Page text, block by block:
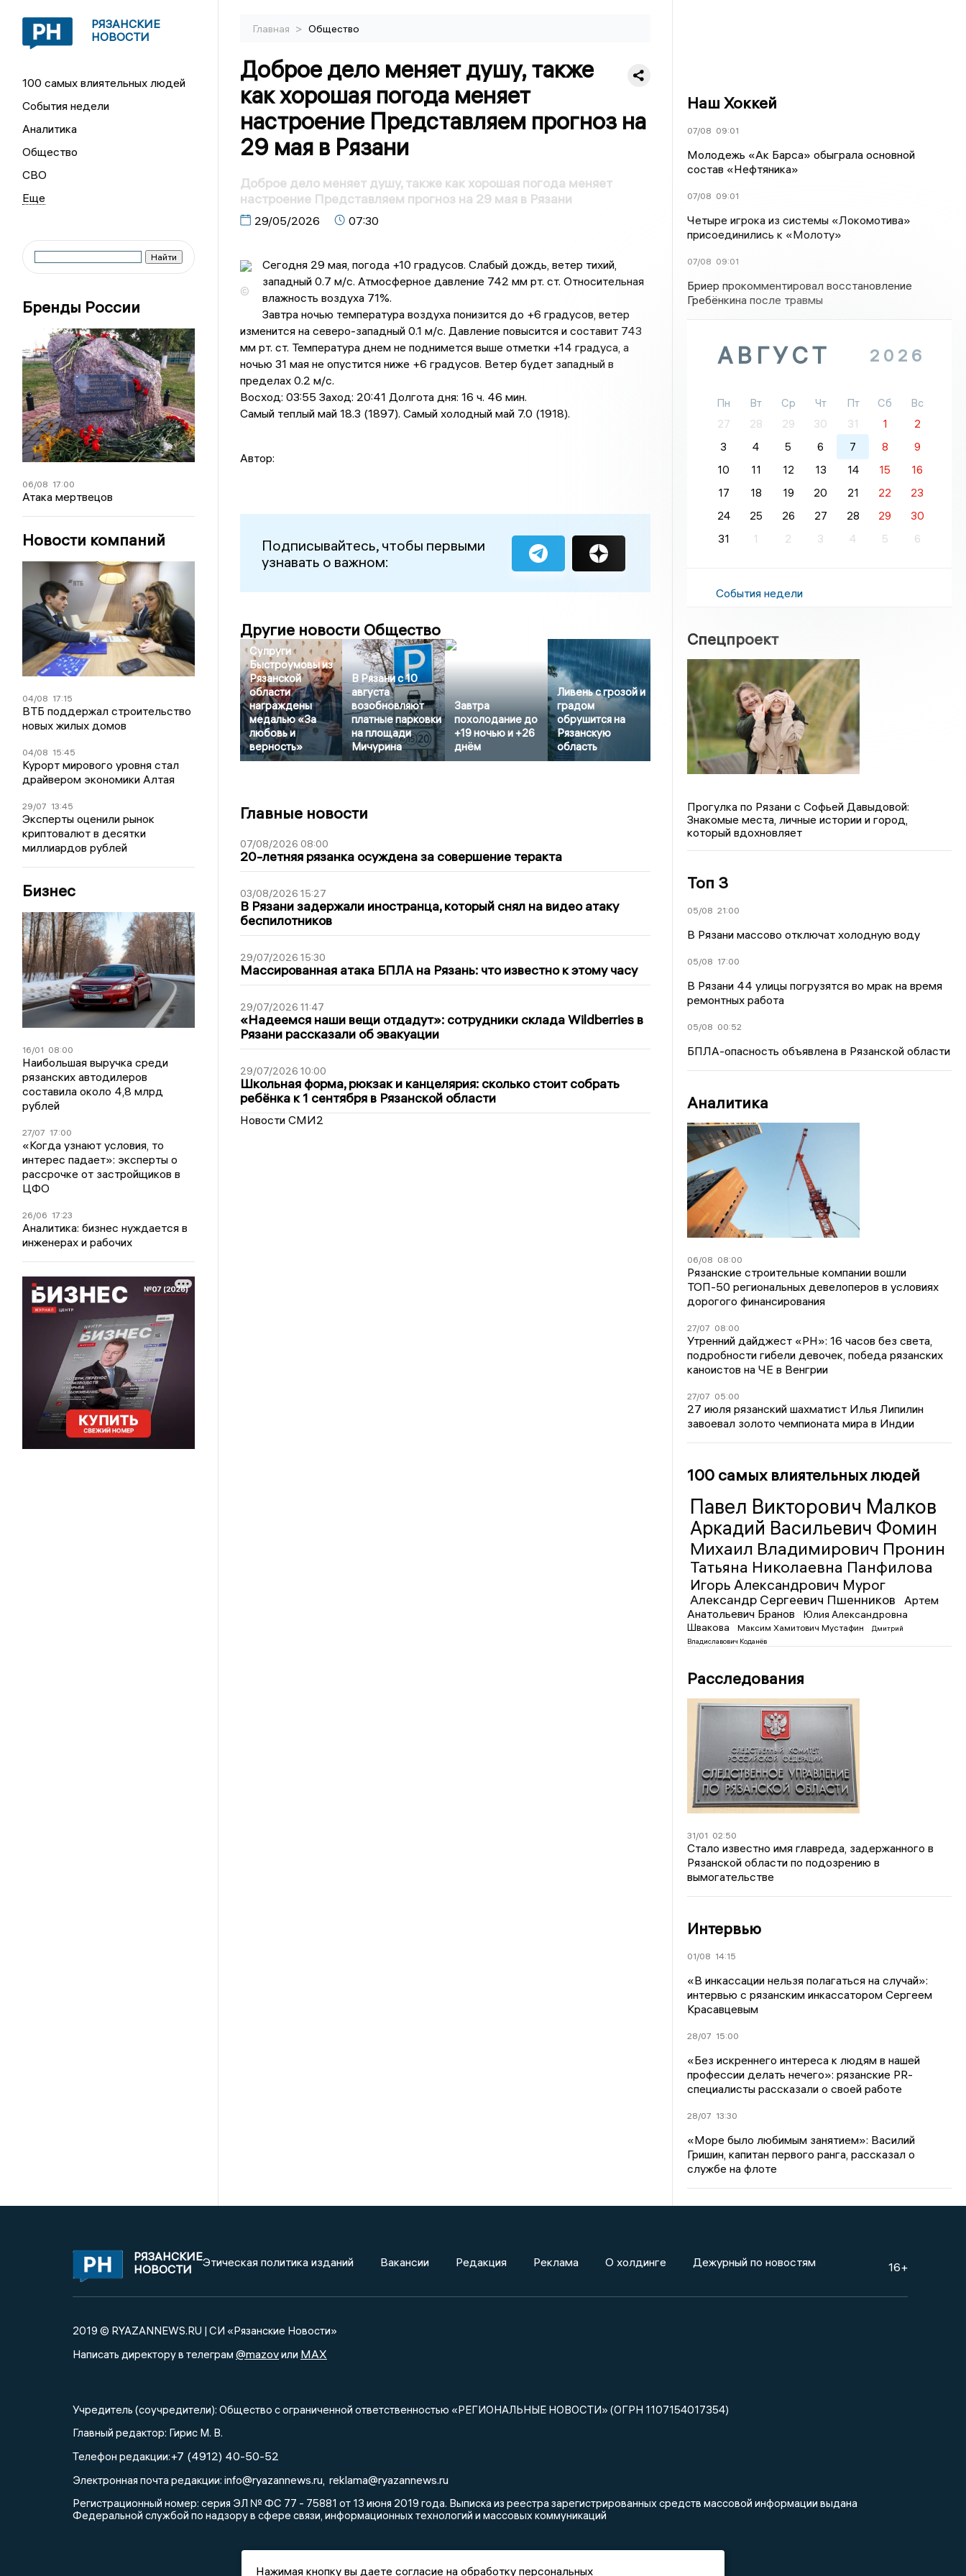
РЯЗАНСКИЕ
НОВОСТИ
100 самых влиятельных людей
События недели
Аналитика
Общество
СВО
Бренды России
06/08 17:00
Атака мертвецов
Новости компаний
04/08 17:15
ВТБ поддержал строительство
новых жилых домов
04/08 15:45
Курорт мирового уровня стал
драйвером экономики Алтая
29/07 13:45
Эксперты оценили рынок
криптовалют в десятки
миллиардов рублей
Бизнес
16/01 08:00
Наибольшая выручка среди
рязанских автодилеров
составила около 4,8 млрд
рублей
27/07 17:00
«Когда узнают условия, то
интерес падает»: эксперты о
рассрочке от застройщиков в
ЦФО
26/06 17:23
Аналитика: бизнес нуждается в
инженерах и рабочих
Главная > Общество
Доброе дело меняет душу, также
как хорошая погода меняет
настроение Представляем прогноз на
29 мая в Рязани
Доброе дело меняет душу, также как хорошая погода меняет
настроение Представляем прогноз на 29 мая в Рязани
29/05/2026 07:30
©
Сегодня 29 мая, погода +10 градусов. Слабый дождь, ветер тихий,
западный 0.7 м/с. Атмосферное давление 742 мм рт. ст. Относительная
влажность воздуха 71%.
Завтра ночью температура воздуха понизится до +6 градусов, ветер
изменится на северо-западный 0.1 м/с. Давление повысится и составит 743
мм рт. ст. Температура днем не поднимется выше отметки +14 градусa, a
ночью 31 мая не опустится ниже +6 градусов. Ветер будет западный в
пределах 0.2 м/с.
Восход: 03:55 Заход: 20:41 Долгота дня: 16 ч. 46 мин.
Самый теплый май 18.3 (1897). Самый холодный май 7.0 (1918).
Автор:
Подписывайтесь, чтобы первыми
узнавать о важном:
Другие новости Общество
Супруги
Быстроумовы из
Рязанской
области
награждены
медалью «За
любовь и
верность»
В Рязани с 10
августа
возобновляют
платные парковки
на площади
Мичурина
Завтра
похолодание до
+19 ночью и +26
днём
Ливень с грозой и
градом
обрушится на
Рязанскую
область
Главные новости
07/08/2026 08:00
20-летняя рязанка осуждена за совершение теракта
03/08/2026 15:27
В Рязани задержали иностранца, который снял на видео атаку
беспилотников
29/07/2026 15:30
Массированная атака БПЛА на Рязань: что известно к этому часу
29/07/2026 11:47
«Надеемся наши вещи отдадут»: сотрудники склада Wildberries в
Рязани рассказали об эвакуации
29/07/2026 10:00
Школьная форма, рюкзак и канцелярия: сколько стоит собрать
ребёнка к 1 сентября в Рязанской области
Новости СМИ2
Наш Хоккей
07/08 09:01
Молодежь «Ак Барса» обыграла основной
состав «Нефтяника»
07/08 09:01
Четыре игрока из системы «Локомотива»
присоединились к «Молоту»
07/08 09:01
Бриер прокомментировал восстановление
Гребёнкина после травмы
АВГУСТ 2026
Пн Вт Ср Чт Пт Сб
Вс
27
28 29 30 31 1
2
3
4 5 6 7 8
9
10
11 12 13 14 15
16
17
18 19 20 21 22
23
24
25 26 27 28 29
30
31
1 2 3 4 5 6
События недели
Спецпроект
Прогулка по Рязани с Софьей Давыдовой:
Знакомые места, личные истории и город,
который вдохновляет
Топ 3
05/08 21:00
В Рязани массово отключат холодную воду
05/08 17:00
В Рязани 44 улицы погрузятся во мрак на время
ремонтных работа
05/08 00:52
БПЛА-опасность объявлена в Рязанской области
Аналитика
06/08 08:00
Рязанские строительные компании вошли
ТОП-50 региональных девелоперов в условиях
дорогого финансирования
27/07 08:00
Утренний дайджест «РН»: 16 часов без света,
подробности гибели девочек, победа рязанских
каноистов на ЧЕ в Венгрии
27/07 05:00
27 июля рязанский шахматист Илья Липилин
завоевал золото чемпионата мира в Индии
100 самых влиятельных людей
Павел Викторович Малков
Аркадий Васильевич Фомин
Михаил Владимирович Пронин
Татьяна Николаевна Панфилова
Игорь Александрович Мурог
Александр Сергеевич Пшенников
Артем
Анатольевич Бранов
Юлия Александровна
Швакова
Максим Хамитович Мустафин
Дмитрий
Владиславович Коданёв
Расследования
31/01 02:50
Стало известно имя главреда, задержанного в
Рязанской области по подозрению в
вымогательстве
Интервью
01/08 14:15
«В инкассации нельзя полагаться на случай»:
интервью с рязанским инкассатором Сергеем
Красавцевым
28/07 15:00
«Без искреннего интереса к людям в нашей
профессии делать нечего»: рязанские PR-
специалисты рассказали о своей работе
28/07 13:30
«Море было любимым занятием»: Василий
Гришин, капитан первого ранга, рассказал о
службе на флоте
РЯЗАНСКИЕ
НОВОСТИ
Этическая политика изданий Вакансии Редакция Реклама О холдинге Дежурный по новостям 16+
2019 © RYAZANNEWS.RU | СИ «Рязанские Новости»
Написать директору в телеграм @mazovили MAX
Учредитель (соучредители): Общество с ограниченной ответственностью «РЕГИОНАЛЬНЫЕ НОВОСТИ» (ОГРН 1107154017354)
Главный редактор: Гирис М. В.
Телефон редакции:+7 (4912) 40-50-52
Электронная почта редакции: info@ryazannews.ru reklama@ryazannews.ru
Регистрационный номер: серия ЭЛ № ФС 77 - 75881 от 13 июня 2019 года. Выписка из реестра зарегистрированных средств массовой информации выдана
Федеральной службой по надзору в сфере связи, информационных технологий и массовых коммуникаций
Нажимая кнопку вы даете согласие на обработку персональных